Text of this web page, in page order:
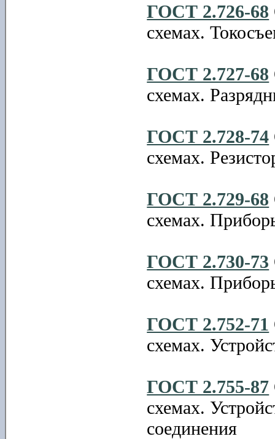
ГОСТ 2.726-68
схемах.
ГОСТ 2.727-68
схемах.
ГОСТ 2.728-74
схемах.
ГОСТ 2.729-68
схемах.
ГОСТ 2.730-73
схемах.
ГОСТ 2.752-71
схемах.
ГОСТ 2.755-87
схемах.
соединения